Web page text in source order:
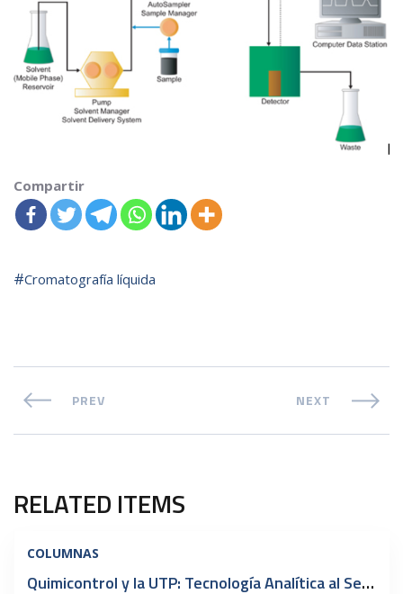
Compartir
Cromatografía líquida
PREV NEXT
RELATED ITEMS
COLUMNAS
Quimicontrol y la UTP: Tecnología Analítica al Servicio del Conocimiento